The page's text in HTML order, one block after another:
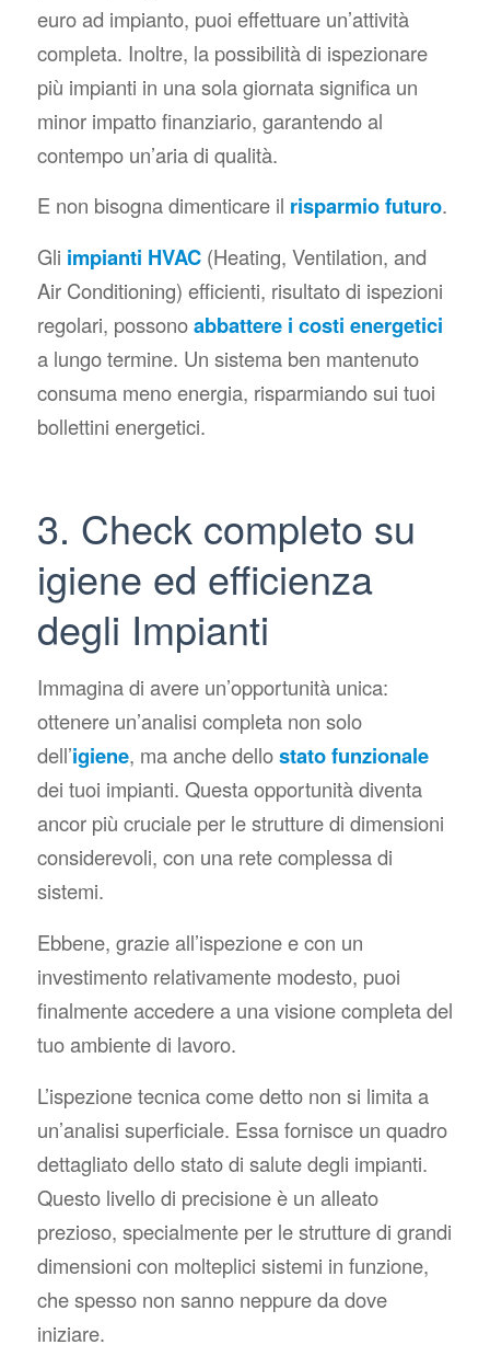
euro ad impianto, puoi effettuare un’attività
completa. Inoltre, la possibilità di ispezionare
più impianti in una sola giornata significa un
minor impatto finanziario, garantendo al
contempo un’aria di qualità.
E non bisogna dimenticare il risparmio futuro.
Gli impianti HVAC(Heating, Ventilation, and
Air Conditioning) efficienti, risultato di ispezioni
regolari, possonoabbattere i costi energetici
a lungo termine. Un sistema ben mantenuto
consuma meno energia, risparmiando sui tuoi
bollettini energetici.
3. Check completo su
igiene ed efficienza
degli Impianti
Immagina di avere un’opportunità unica:
ottenere un’analisi completa non solo
dell’igiene, ma anche dellostato funzionale
dei tuoi impianti. Questa opportunità diventa
ancor più cruciale per le strutture di dimensioni
considerevoli, con una rete complessa di
sistemi.
Ebbene, grazie all’ispezione e con un
investimento relativamente modesto, puoi
finalmente accedere a una visione completa del
tuo ambiente di lavoro.
L’ispezione tecnica come detto non si limita a
un’analisi superficiale. Essa fornisce un quadro
dettagliato dello stato di salute degli impianti.
Questo livello di precisione è un alleato
prezioso, specialmente per le strutture di grandi
dimensioni con molteplici sistemi in funzione,
che spesso non sanno neppure da dove
iniziare.